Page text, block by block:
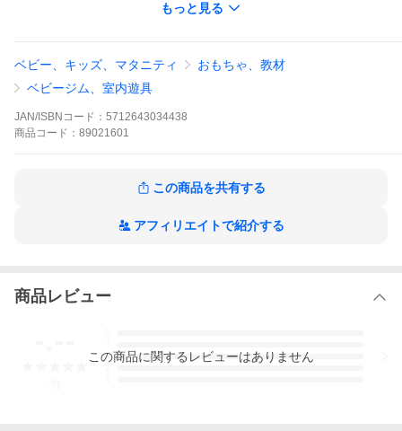
もっと見る
ベビー、キッズ、マタニティ
おもちゃ、教材
ベビージム、室内遊具
JAN/ISBNコード： 5712643034438
商品 コード： 89021601
この商品を共有する
アフィリエイトで紹介する
商品レビュー
3
この商品に関するレビューはありません